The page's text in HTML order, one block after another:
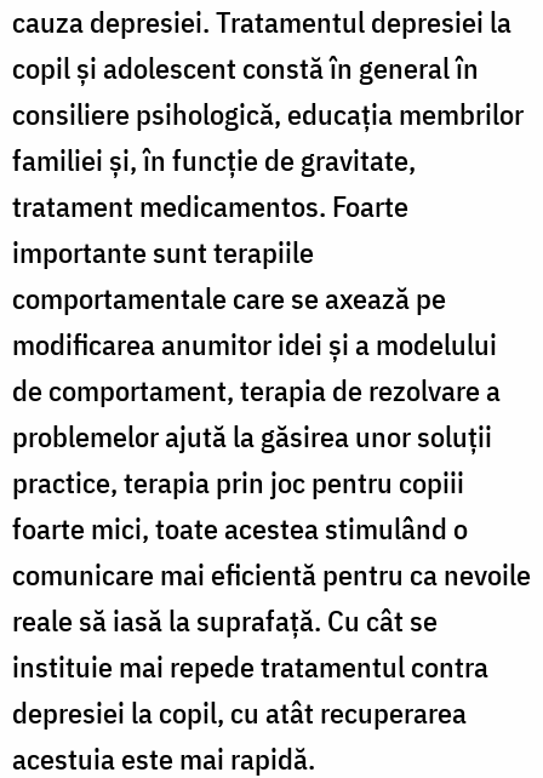
cauza depresiei. Tratamentul depresiei la
copil şi adolescent constă în general în
consiliere psihologică, educaţia membrilor
familiei şi, în funcţie de gravitate,
tratament medicamentos. Foarte
importante sunt terapiile
comportamentale care se axează pe
modificarea anumitor idei şi a modelului
de comportament, terapia de rezolvare a
problemelor ajută la găsirea unor soluţii
practice, terapia prin joc pentru copiii
foarte mici, toate acestea stimulând o
comunicare mai eficientă pentru ca nevoile
reale să iasă la suprafaţă. Cu cât se
instituie mai repede tratamentul contra
depresiei la copil, cu atât recuperarea
acestuia este mai rapidă.